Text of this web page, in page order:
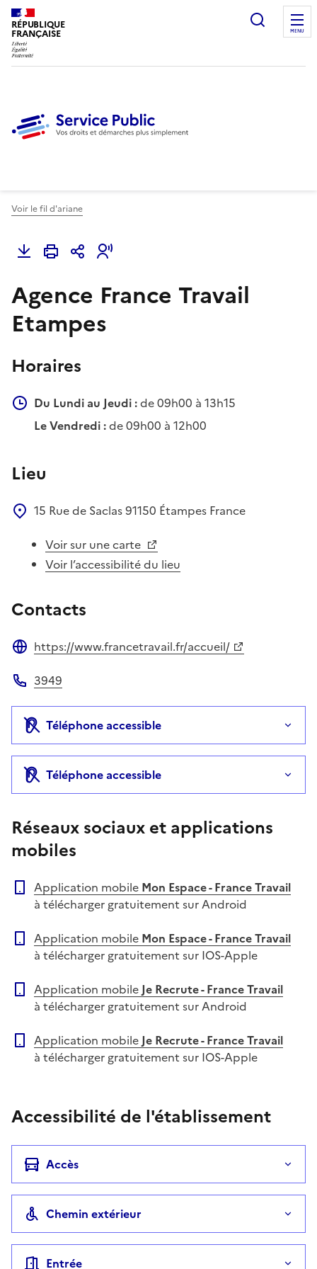
RÉPUBLIQUE
FRANÇAISE
Ouvrir
MENU
Voir le fil d'ariane
Agence France Travail
Etampes
Horaires
Du Lundi au Jeudi :de 09h00 à 13h15
Le Vendredi :de 09h00 à 12h00
Lieu
15 Rue de Saclas91150 Étampes France
Voir sur une carte
Voir l’accessibilité du lieu
Contacts
https://www.francetravail.fr/accueil/
3949
Téléphone accessible
Téléphone accessible
Réseaux sociaux et applications
mobiles
Application mobile Mon Espace - France Travail
à télécharger gratuitement sur Android
Application mobile Mon Espace - France Travail
à télécharger gratuitement sur IOS-Apple
Application mobile Je Recrute - France Travail
à télécharger gratuitement sur Android
Application mobile Je Recrute - France Travail
à télécharger gratuitement sur IOS-Apple
Accessibilité de l'établissement
Accès
Chemin extérieur
Entrée